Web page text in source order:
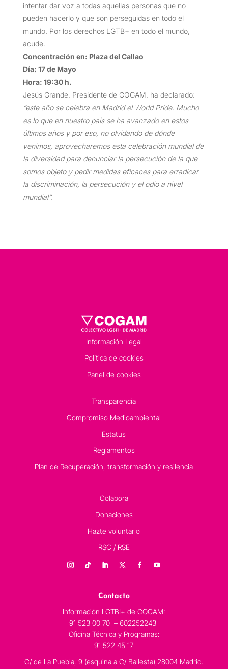
intentar dar voz a todas aquellas personas que no
pueden hacerlo y que son perseguidas en todo el
mundo. Por los derechos LGTB+ en todo el mundo,
acude.
Concentración en: Plaza del Callao
Día: 17 de Mayo
Hora: 19:30 h.
Jesús Grande, Presidente de COGAM, ha declarado:
“este año se celebra en Madrid el World Pride. Mucho
es lo que en nuestro país se ha avanzado en estos
últimos años y por eso, no olvidando de dónde
venimos, aprovecharemos esta celebración mundial de
la diversidad para denunciar la persecución de la que
somos objeto y pedir medidas eficaces para erradicar
la discriminación, la persecución y el odio a nivel
mundial”.
Información Legal
Política de cookies
Panel de cookies
Transparencia
Compromiso Medioambiental
Estatus
Reglamentos
Plan de Recuperación, transformación y resilencia
Colabora
Donaciones
Hazte voluntario
RSC / RSE
Contacto
Información LGTBI+ de COGAM:
91 523 00 70 – 602252243
Oficina Técnica y Programas:
91 522 45 17
C/ de La Puebla, 9 (esquina a C/ Ballesta),28004 Madrid.